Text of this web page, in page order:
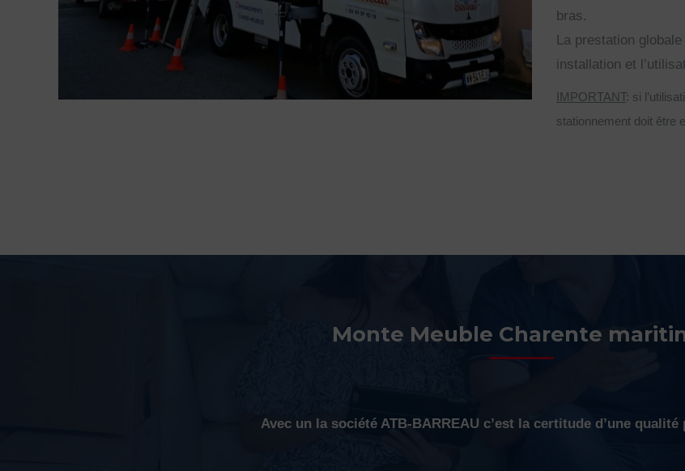
bras.
La prestation
installation et
IMPORTANT: si
stationnement doit être
Monte Meuble Charente
Avec un la société ATB-BARREAU c’est la certitude d’une